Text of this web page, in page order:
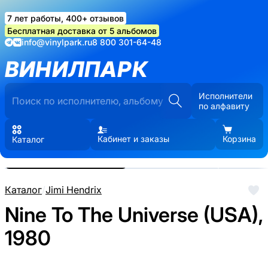
7 лет работы, 400+ отзывов
Бесплатная доставка от 5 альбомов
info@vinylpark.ru8 800 301-64-48
ВИНИЛПАРК
Исполнители
по алфавиту
Каталог Кабинет и заказы Корзина
Каталог/Jimi Hendrix
Nine To The Universe (USA),
1980
Реальные фото пластинки.
Нажмите, чтобы увеличить